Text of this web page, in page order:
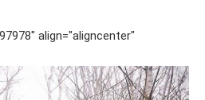
align="aligncenter"